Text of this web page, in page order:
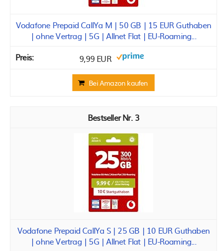
Vodafone Prepaid CallYa M | 50 GB | 15 EUR Guthaben
| ohne Vertrag | 5G | Allnet Flat | EU-Roaming...
9,99 EUR
Bei Amazon kaufen
3
Vodafone Prepaid CallYa S | 25 GB | 10 EUR Guthaben
| ohne Vertrag | 5G | Allnet Flat | EU-Roaming...